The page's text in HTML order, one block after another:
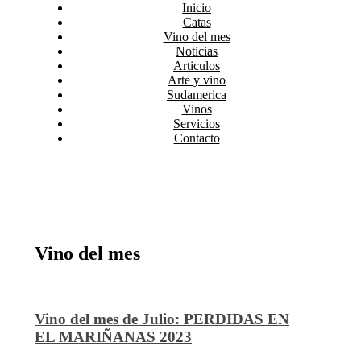
Inicio
Catas
Vino del mes
Noticias
Articulos
Arte y vino
Sudamerica
Vinos
Servicios
Contacto
Vino del mes
Vino del mes de Julio: PERDIDAS EN
EL MARIÑANAS 2023